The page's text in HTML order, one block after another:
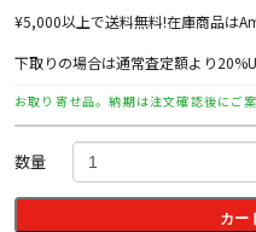
¥5,000以上で送料無料!在庫商品は
下取りの場合は通常査定額より
お取り寄せ品。納期は注文確認後にご
数量
カー